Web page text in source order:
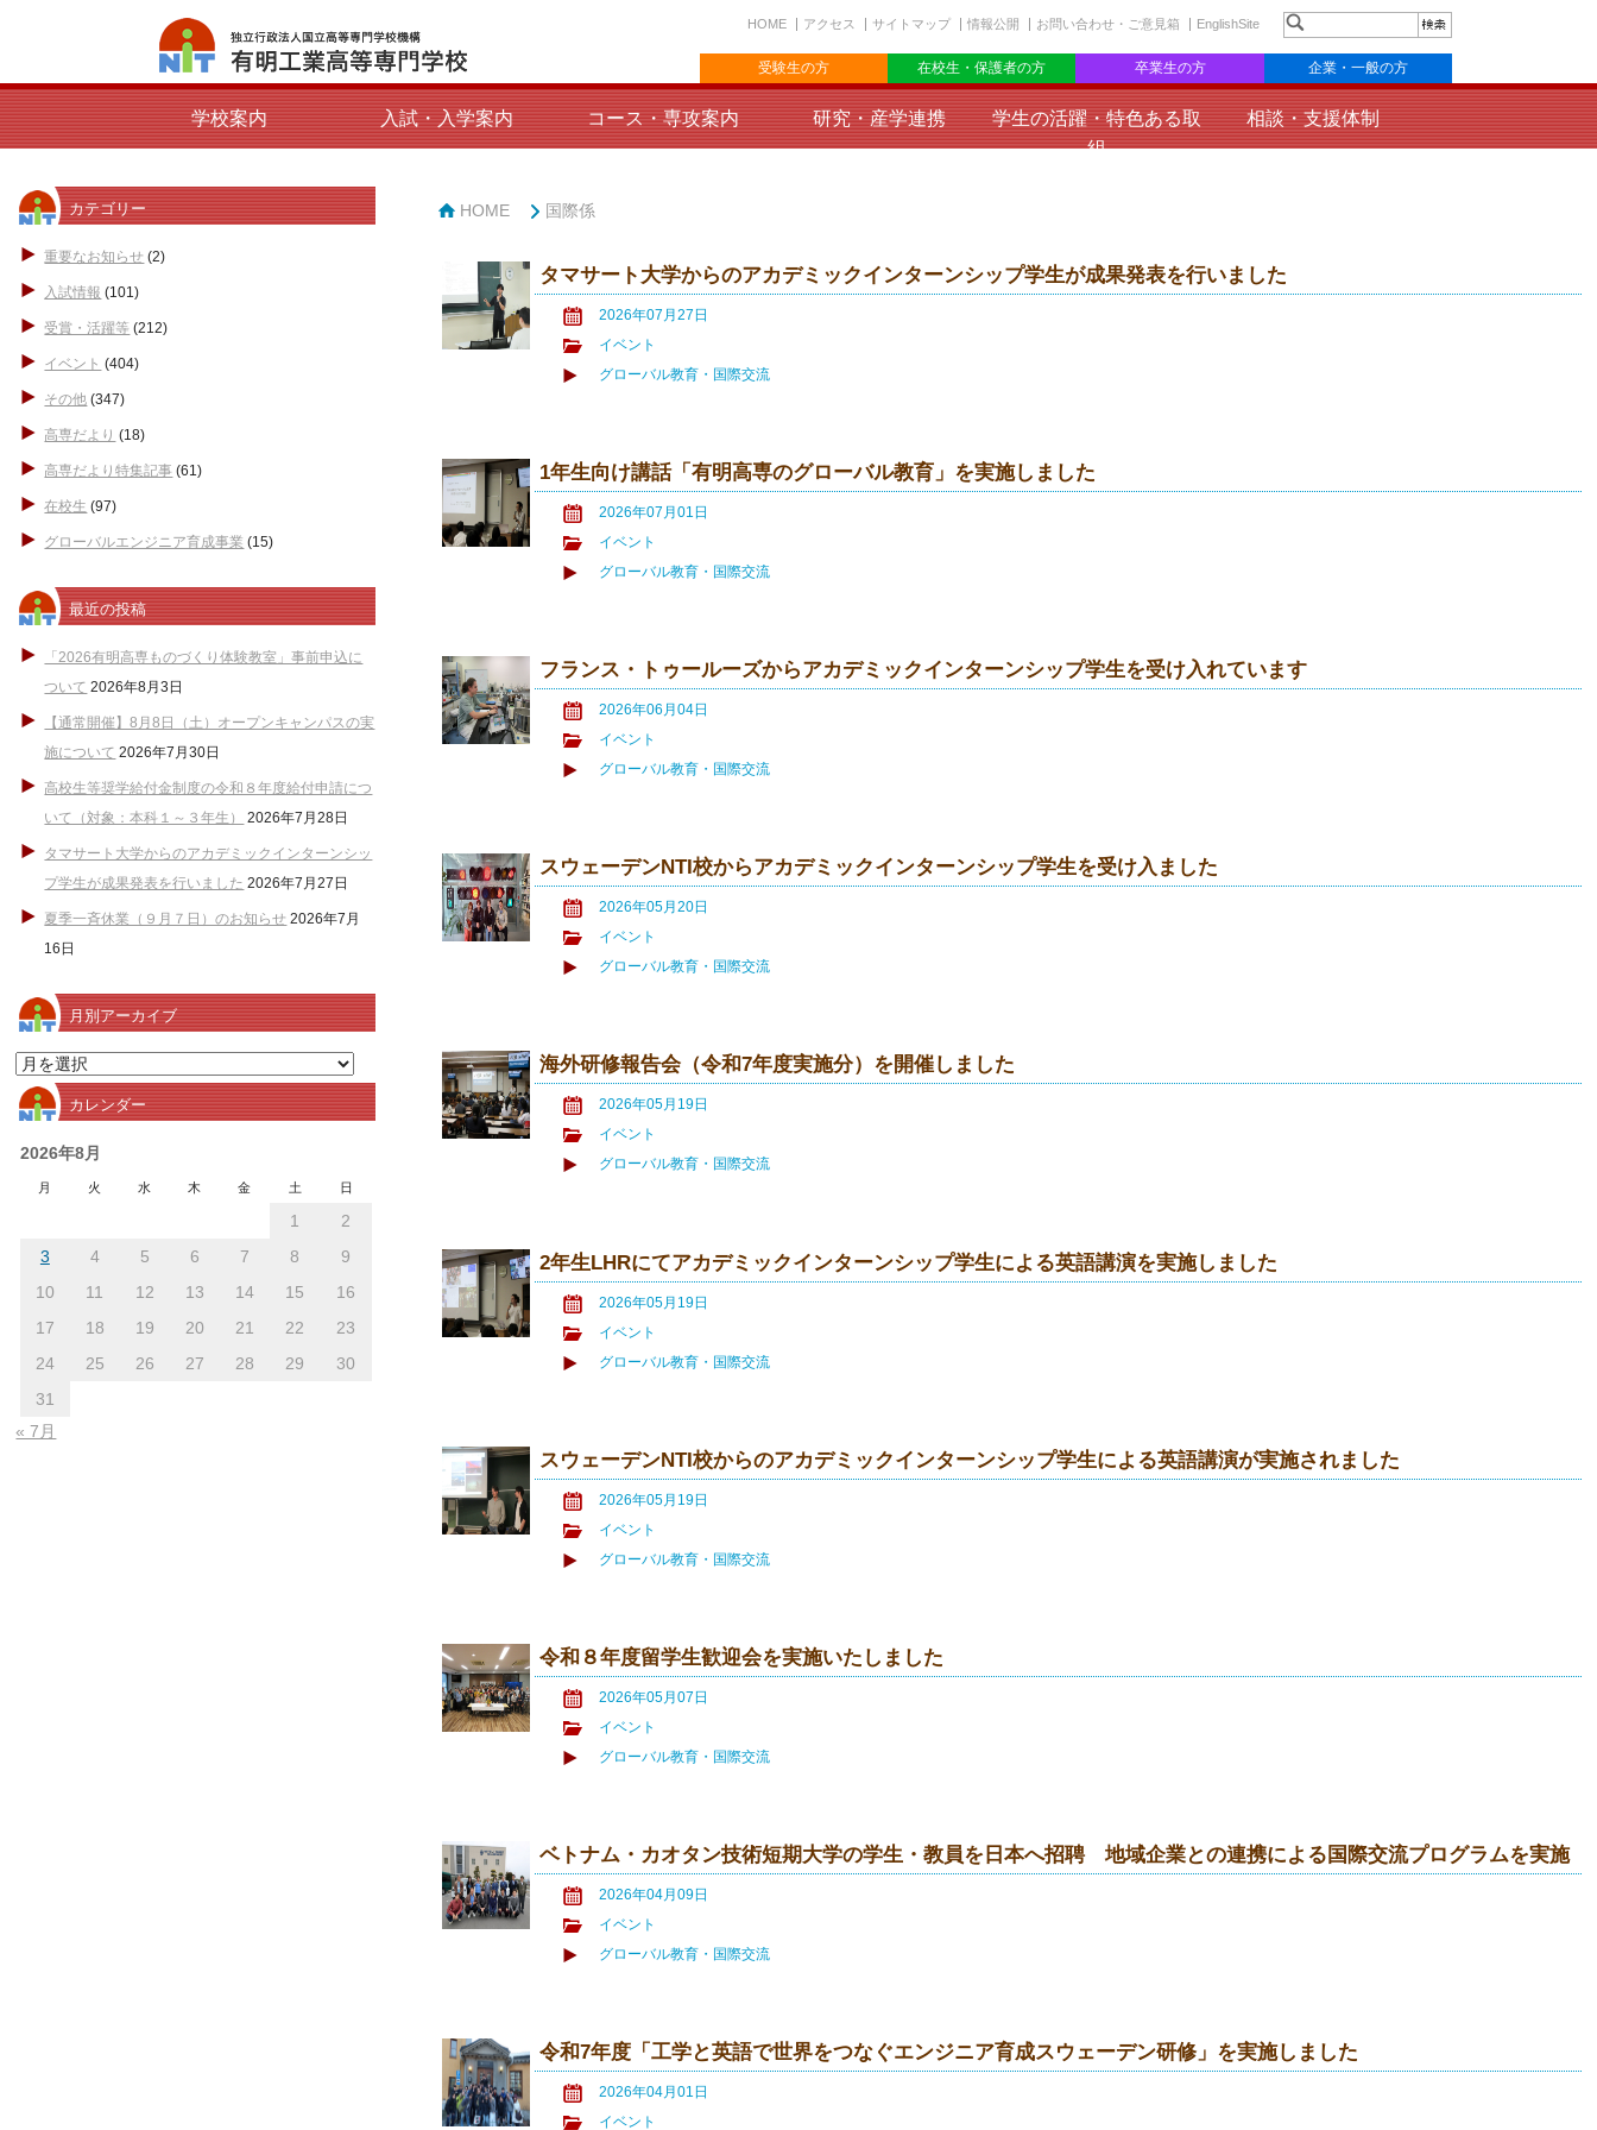
HOME アクセス サイトマップ 情報公開 お問い合わせ・ご意見箱 EnglishSite
受験生の方 在校生・保護者の方 卒業生の方 企業・一般の方
学校案内 入試・入学案内 コース・専攻案内 研究・産学連携
学生の活躍・特色ある取
組
相談・支援体制
カテゴリー
重要なお知らせ (2)
入試情報 (101)
受賞・活躍等 (212)
イベント (404)
その他 (347)
高専だより (18)
高専だより特集記事 (61)
在校生 (97)
グローバルエンジニア育成事業 (15)
最近の投稿
「2026有明高専ものづくり体験教室」事前申込に
ついて 2026年8月3日
【通常開催】8月8日（土）オープンキャンパスの実
施について 2026年7月30日
高校生等奨学給付金制度の令和８年度給付申請につ
いて（対象：本科１～３年生）
2026年7月28日
タマサート大学からのアカデミックインターンシッ
プ学生が成果発表を行いました 2026年7月27日
夏季一斉休業（９月７日）のお知らせ 2026年7月
16日
月別アーカイブ
月
別
ア
ー
カレンダー
2026年8月
月 火 水 木 金 土 日
1
2
3
4 5 6 7 8
9
10
11 12 13 14 15
16
17
18 19 20 21 22
23
24
25 26 27 28 29
30
31
« 7月
HOME 国際係
タマサート大学からのアカデミックインターンシップ学生が成果発表を行いました
2026年07月27日
イベント
グローバル教育・国際交流
1年生向け講話「有明高専のグローバル教育」を実施しました
2026年07月01日
イベント
グローバル教育・国際交流
フランス・トゥールーズからアカデミックインターンシップ学生を受け入れています
2026年06月04日
イベント
グローバル教育・国際交流
スウェーデンNTI校からアカデミックインターンシップ学生を受け入ました
2026年05月20日
イベント
グローバル教育・国際交流
海外研修報告会（令和7年度実施分）を開催しました
2026年05月19日
イベント
グローバル教育・国際交流
2年生LHRにてアカデミックインターンシップ学生による英語講演を実施しました
2026年05月19日
イベント
グローバル教育・国際交流
スウェーデンNTI校からのアカデミックインターンシップ学生による英語講演が実施されました
2026年05月19日
イベント
グローバル教育・国際交流
令和８年度留学生歓迎会を実施いたしました
2026年05月07日
イベント
グローバル教育・国際交流
ベトナム・カオタン技術短期大学の学生・教員を日本へ招聘 地域企業との連携による国際交流プログラムを実施
2026年04月09日
イベント
グローバル教育・国際交流
令和7年度「工学と英語で世界をつなぐエンジニア育成スウェーデン研修」を実施しました
2026年04月01日
イベント